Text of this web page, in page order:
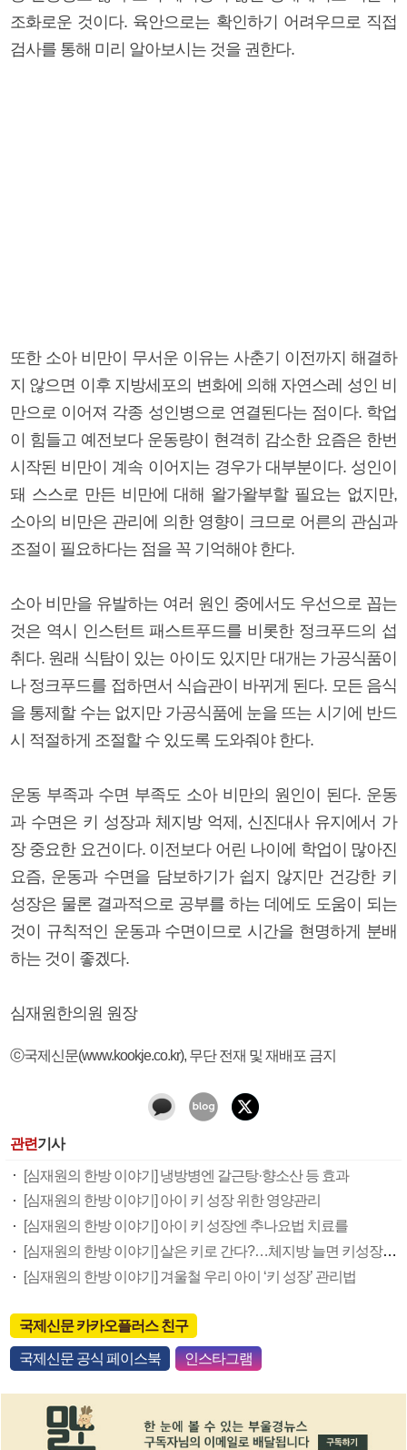
조화로운 것이다. 육안으로는 확인하기 어려우므로 직접
검사를 통해 미리 알아보시는 것을 권한다.
또한 소아 비만이 무서운 이유는 사춘기 이전까지 해결하
지 않으면 이후 지방세포의 변화에 의해 자연스레 성인 비
만으로 이어져 각종 성인병으로 연결된다는 점이다. 학업
이 힘들고 예전보다 운동량이 현격히 감소한 요즘은 한번
시작된 비만이 계속 이어지는 경우가 대부분이다. 성인이
돼 스스로 만든 비만에 대해 왈가왈부할 필요는 없지만,
소아의 비만은 관리에 의한 영향이 크므로 어른의 관심과
조절이 필요하다는 점을 꼭 기억해야 한다.
소아 비만을 유발하는 여러 원인 중에서도 우선으로 꼽는
것은 역시 인스턴트 패스트푸드를 비롯한 정크푸드의 섭
취다. 원래 식탐이 있는 아이도 있지만 대개는 가공식품이
나 정크푸드를 접하면서 식습관이 바뀌게 된다. 모든 음식
을 통제할 수는 없지만 가공식품에 눈을 뜨는 시기에 반드
시 적절하게 조절할 수 있도록 도와줘야 한다.
운동 부족과 수면 부족도 소아 비만의 원인이 된다. 운동
과 수면은 키 성장과 체지방 억제, 신진대사 유지에서 가
장 중요한 요건이다. 이전보다 어린 나이에 학업이 많아진
요즘, 운동과 수면을 담보하기가 쉽지 않지만 건강한 키
성장은 물론 결과적으로 공부를 하는 데에도 도움이 되는
것이 규칙적인 운동과 수면이므로 시간을 현명하게 분배
하는 것이 좋겠다.
심재원한의원 원장
ⓒ국제신문(www.kookje.co.kr), 무단 전재 및 재배포 금지
관련기사
[심재원의 한방 이야기] 냉방병엔 갈근탕·향소산 등 효과
[심재원의 한방 이야기] 아이 키 성장 위한 영양관리
[심재원의 한방 이야기] 아이 키 성장엔 추나요법 치료를
[심재원의 한방 이야기] 살은 키로 간다?…체지방 늘면 키성장 방해
[심재원의 한방 이야기] 겨울철 우리 아이 ‘키 성장’ 관리법
국제신문 카카오플러스 친구
국제신문 공식 페이스북 인스타그램